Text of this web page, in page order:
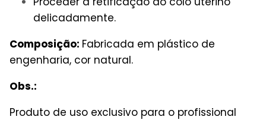
delicadamente.
Composição: Fabricada em plástico de
engenharia, cor natural.
Obs.:
Produto de uso exclusivo para o profissional